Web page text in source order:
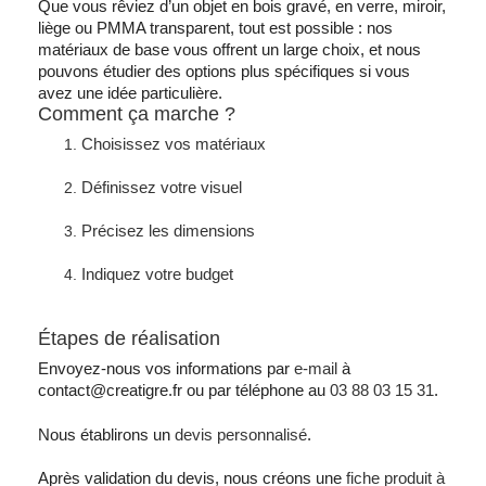
Que vous rêviez d’un objet en bois gravé, en verre, miroir,
liège ou PMMA transparent, tout est possible : nos
matériaux de base vous offrent un large choix, et nous
pouvons étudier des options plus spécifiques si vous
avez une idée particulière.
Comment ça marche ?
Choisissez vos matériaux
Définissez votre visuel
Précisez les dimensions
Indiquez votre budget
Étapes de réalisation
Envoyez-nous vos informations par e-mail à
contact@creatigre.fr ou par téléphone au 03 88 03 15 31.
Nous établirons un devis personnalisé.
Après validation du devis, nous créons une fiche produit à